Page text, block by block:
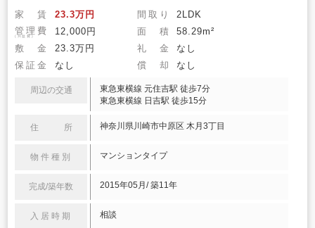
家 賃 23.3万円 間取り
2LDK
管理費
(共益費) 12,000円 面 積
58.29m²
敷 金
23.3万円 礼 金
なし
保証金
なし 償 却 なし
周辺の交通
東急東横線 元住吉駅 徒歩7分
東急東横線 日吉駅 徒歩15分
住 所 神奈川県川崎市中原区 木月3丁目
物件種別 マンションタイプ
完成/築年数 2015年05月/ 築11年
入居時期 相談